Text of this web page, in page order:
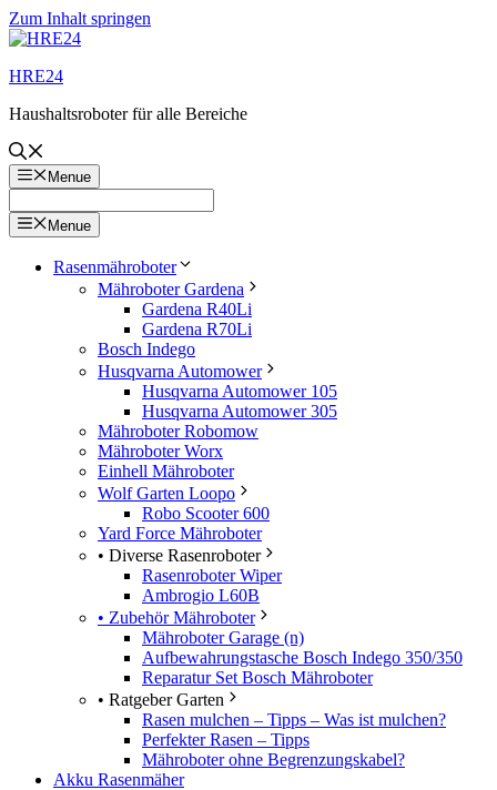
Zum Inhalt springen
HRE24
Haushaltsroboter für alle Bereiche
Menue
Menue
Rasenmähroboter
Mähroboter Gardena
Gardena R40Li
Gardena R70Li
Bosch Indego
Husqvarna Automower
Husqvarna Automower 105
Husqvarna Automower 305
Mähroboter Robomow
Mähroboter Worx
Einhell Mähroboter
Wolf Garten Loopo
Robo Scooter 600
Yard Force Mähroboter
• Diverse Rasenroboter
Rasenroboter Wiper
Ambrogio L60B
• Zubehör Mähroboter
Mähroboter Garage (n)
Aufbewahrungstasche Bosch Indego 350/350
Reparatur Set Bosch Mähroboter
• Ratgeber Garten
Rasen mulchen – Tipps – Was ist mulchen?
Perfekter Rasen – Tipps
Mähroboter ohne Begrenzungskabel?
Akku Rasenmäher